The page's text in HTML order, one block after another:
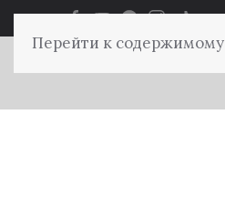
Перейти к содержимому